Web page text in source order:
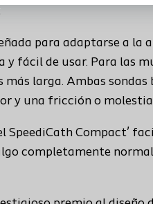
para adaptarse a la
fácil de usar. Para las
larga. Ambas
y una fricción o
SpeediCath Compact’
completamente